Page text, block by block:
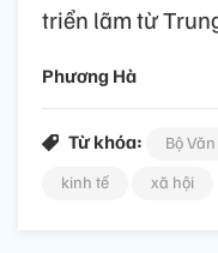
triển lãm từ
Phương Hà
Từ khóa: Bộ
kinh tế
xã hội